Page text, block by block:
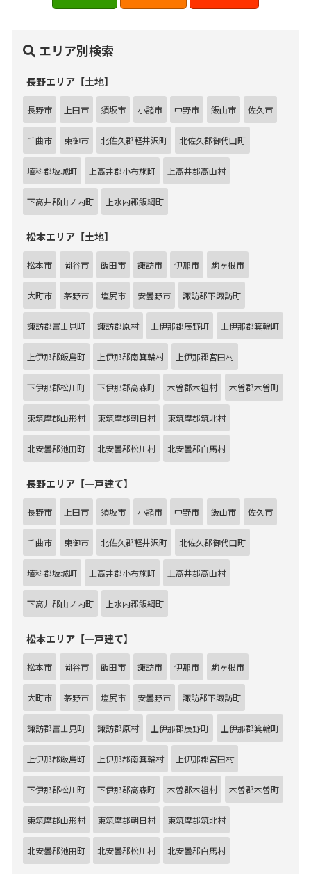
エリア別検索
長野エリア【土地】
長野市 上田市 須坂市 小諸市 中野市 飯山市 佐久市
千曲市 東御市 北佐久郡軽井沢町 北佐久郡御代田町
埴科郡坂城町 上高井郡小布施町 上高井郡高山村
下高井郡山ノ内町 上水内郡飯綱町
松本エリア【土地】
松本市 岡谷市 飯田市 諏訪市 伊那市 駒ヶ根市
大町市 茅野市 塩尻市 安曇野市 諏訪郡下諏訪町
諏訪郡富士見町 諏訪郡原村 上伊那郡辰野町 上伊那郡箕輪町
上伊那郡飯島町 上伊那郡南箕輪村 上伊那郡宮田村
下伊那郡松川町 下伊那郡高森町 木曽郡木祖村 木曽郡木曽町
東筑摩郡山形村 東筑摩郡朝日村 東筑摩郡筑北村
北安曇郡池田町 北安曇郡松川村 北安曇郡白馬村
長野エリア【一戸建て】
長野市 上田市 須坂市 小諸市 中野市 飯山市 佐久市
千曲市 東御市 北佐久郡軽井沢町 北佐久郡御代田町
埴科郡坂城町 上高井郡小布施町 上高井郡高山村
下高井郡山ノ内町 上水内郡飯綱町
松本エリア【一戸建て】
松本市 岡谷市 飯田市 諏訪市 伊那市 駒ヶ根市
大町市 茅野市 塩尻市 安曇野市 諏訪郡下諏訪町
諏訪郡富士見町 諏訪郡原村 上伊那郡辰野町 上伊那郡箕輪町
上伊那郡飯島町 上伊那郡南箕輪村 上伊那郡宮田村
下伊那郡松川町 下伊那郡高森町 木曽郡木祖村 木曽郡木曽町
東筑摩郡山形村 東筑摩郡朝日村 東筑摩郡筑北村
北安曇郡池田町 北安曇郡松川村 北安曇郡白馬村